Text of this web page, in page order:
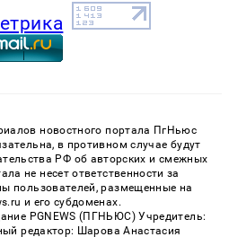
новостного портала ПгНьюс
в противном случае будут
РФ об авторских и смежных
не несет ответственности за
пользователей, размещенные на
и его субдоменах.
PGNEWS (ПГНЬЮС) Учредитель:
редактор: Шарова Анастасия